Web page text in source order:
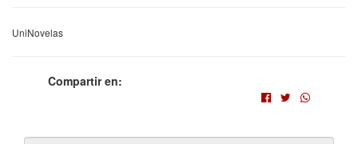
UniNovelas
Compartir en: